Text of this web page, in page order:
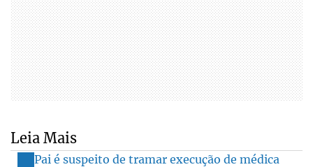
Leia Mais
Pai é suspeito de tramar execução de médica